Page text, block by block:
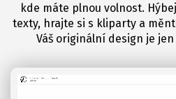
kde máte plnou volnost.
texty, hrajte si s kliparty a
Váš originální design je